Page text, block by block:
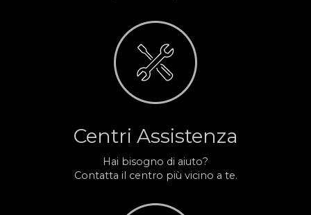
Centri Assistenza
Hai bisogno di aiuto?
Contatta il centro più vicino a te.